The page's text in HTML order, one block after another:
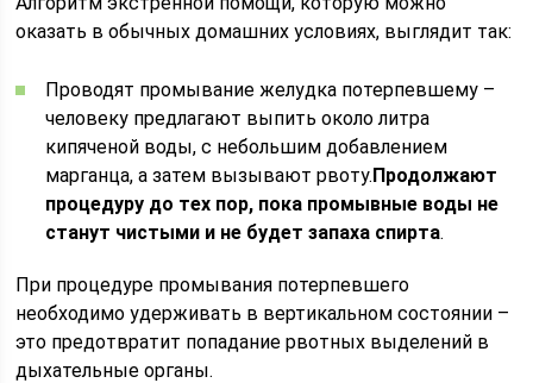
оказать в обычных домашних условиях, выглядит так:
Проводят промывание желудка потерпевшему –
человеку предлагают выпить около литра
кипяченой воды, с небольшим добавлением
марганца, а затем вызывают рвоту.Продолжают
процедуру до тех пор, пока промывные воды не
станут чистыми и не будет запаха спирта.
При процедуре промывания потерпевшего
необходимо удерживать в вертикальном состоянии –
это предотвратит попадание рвотных выделений в
дыхательные органы.